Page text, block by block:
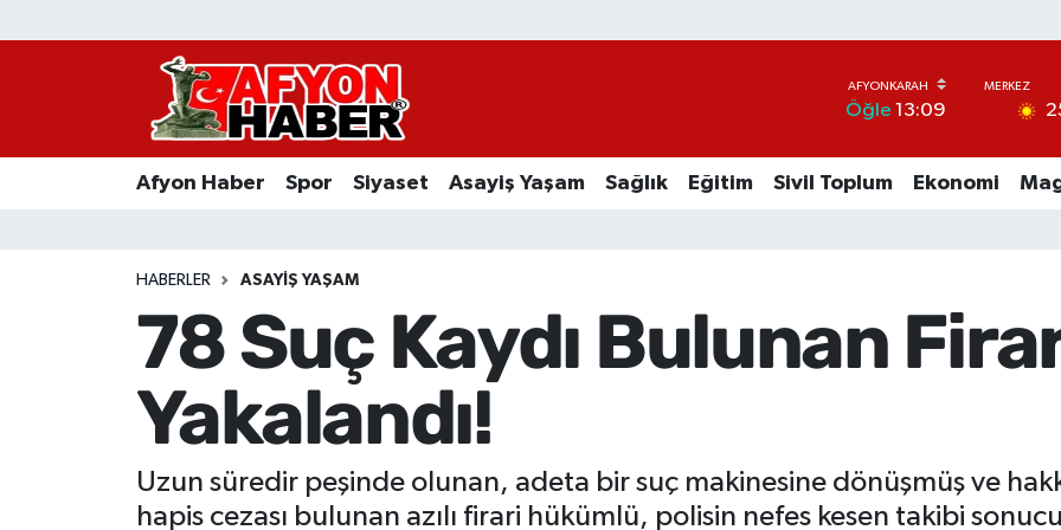
Öğle 13:09
Afyon Haber Spor Siyaset Asayiş Yaşam Sağlık Eğitim Sivil Toplum Ekonomi
HABERLER ASAYIŞ YAŞAM
78 Suç Kaydı Bulunan
Yakalandı!
Uzun süredir peşinde olunan, adeta bir suç makinesine dönüşmüş ve
hapis cezası bulunan azılı firari hükümlü, polisin nefes kesen takibi
Afyon Haber
Asayiş Yaşam
Ekonomi